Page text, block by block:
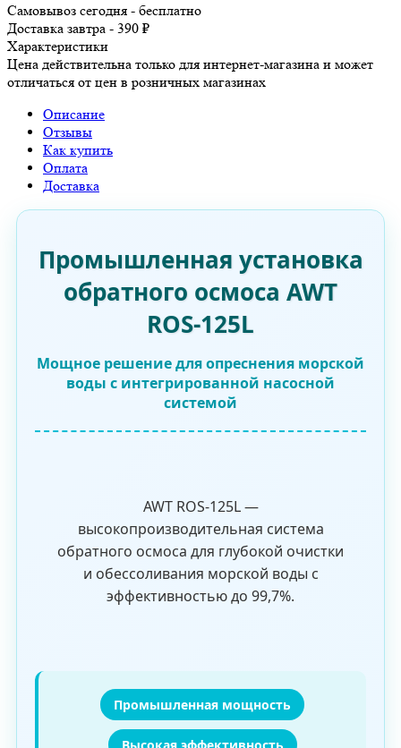
Самовывоз сегодня - бесплатно
Доставка завтра - 390 ₽
Характеристики
Цена действительна только для интернет-магазина и может
отличаться от цен в розничных магазинах
Описание
Отзывы
Как купить
Оплата
Доставка
Промышленная установка
обратного осмоса AWT
ROS-125L
Мощное решение для опреснения морской
воды с интегрированной насосной
системой
AWT ROS-125L —
высокопроизводительная система
обратного осмоса для глубокой очистки
и обессоливания морской воды с
эффективностью до 99,7%.
Промышленная мощность